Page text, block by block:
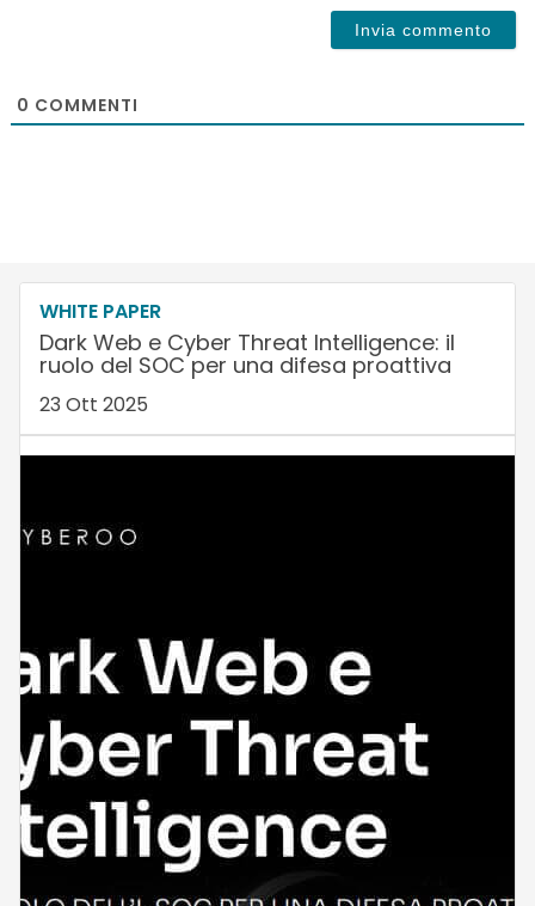
0 COMMENTI
WHITE PAPER
Dark Web e Cyber Threat Intelligence: il
ruolo del SOC per una difesa proattiva
23 Ott 2025